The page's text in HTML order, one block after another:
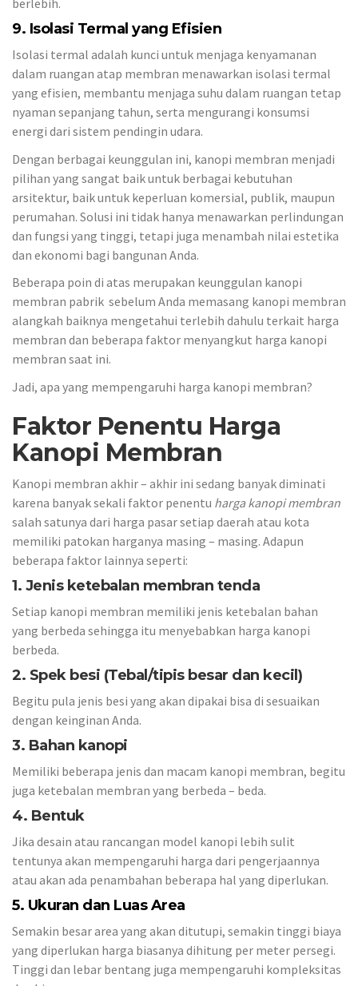
berlebih.
9. Isolasi Termal yang Efisien
Isolasi termal adalah kunci untuk menjaga kenyamanan
dalam ruangan atap membran menawarkan isolasi termal
yang efisien, membantu menjaga suhu dalam ruangan tetap
nyaman sepanjang tahun, serta mengurangi konsumsi
energi dari sistem pendingin udara.
Dengan berbagai keunggulan ini, kanopi membran menjadi
pilihan yang sangat baik untuk berbagai kebutuhan
arsitektur, baik untuk keperluan komersial, publik, maupun
perumahan. Solusi ini tidak hanya menawarkan perlindungan
dan fungsi yang tinggi, tetapi juga menambah nilai estetika
dan ekonomi bagi bangunan Anda.
Beberapa poin di atas merupakan keunggulan kanopi
membran pabrik sebelum Anda memasang kanopi membran
alangkah baiknya mengetahui terlebih dahulu terkait harga
membran dan beberapa faktor menyangkut harga kanopi
membran saat ini.
Jadi, apa yang mempengaruhi harga kanopi membran?
Faktor Penentu Harga
Kanopi Membran
Kanopi membran akhir – akhir ini sedang banyak diminati
karena banyak sekali faktor penentu harga kanopi membran
salah satunya dari harga pasar setiap daerah atau kota
memiliki patokan harganya masing – masing. Adapun
beberapa faktor lainnya seperti:
1. Jenis ketebalan membran tenda
Setiap kanopi membran memiliki jenis ketebalan bahan
yang berbeda sehingga itu menyebabkan harga kanopi
berbeda.
2. Spek besi (Tebal/tipis besar dan kecil)
Begitu pula jenis besi yang akan dipakai bisa di sesuaikan
dengan keinginan Anda.
3. Bahan kanopi
Memiliki beberapa jenis dan macam kanopi membran, begitu
juga ketebalan membran yang berbeda – beda.
4. Bentuk
Jika desain atau rancangan model kanopi lebih sulit
tentunya akan mempengaruhi harga dari pengerjaannya
atau akan ada penambahan beberapa hal yang diperlukan.
5. Ukuran dan Luas Area
Semakin besar area yang akan ditutupi, semakin tinggi biaya
yang diperlukan harga biasanya dihitung per meter persegi.
Tinggi dan lebar bentang juga mempengaruhi kompleksitas